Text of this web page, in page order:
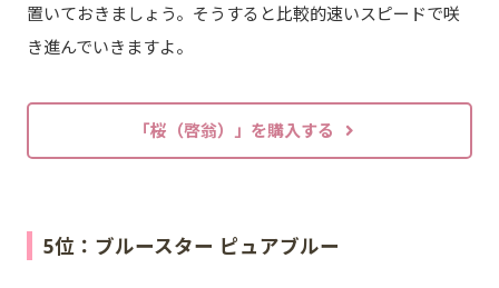
置いておきましょう。そうすると比較的速いスピードで咲
き進んでいきますよ。
「桜（啓翁）」を購入する
5位：ブルースター ピュアブルー